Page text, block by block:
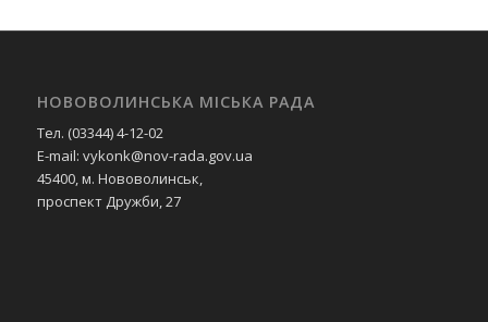
НОВОВОЛИНСЬКА МІСЬКА РАДА
Тел. (03344) 4-12-02
E-mail: vykonk@nov-rada.gov.ua
45400, м. Нововолинськ,
проспект Дружби, 27